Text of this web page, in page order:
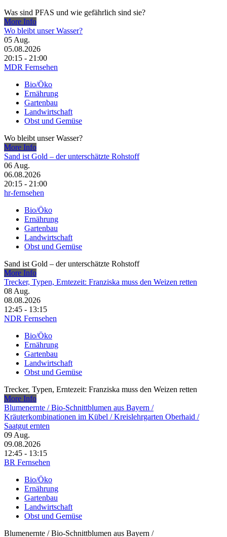
Was sind PFAS und wie gefährlich sind sie?
More Info
Wo bleibt unser Wasser?
05 Aug.
05.08.2026
20:15 - 21:00
MDR Fernsehen
Bio/Öko
Ernährung
Gartenbau
Landwirtschaft
Obst und Gemüse
Wo bleibt unser Wasser?
More Info
Sand ist Gold – der unterschätzte Rohstoff
06 Aug.
06.08.2026
20:15 - 21:00
hr-fernsehen
Bio/Öko
Ernährung
Gartenbau
Landwirtschaft
Obst und Gemüse
Sand ist Gold – der unterschätzte Rohstoff
More Info
Trecker, Typen, Erntezeit: Franziska muss den Weizen retten
08 Aug.
08.08.2026
12:45 - 13:15
NDR Fernsehen
Bio/Öko
Ernährung
Gartenbau
Landwirtschaft
Obst und Gemüse
Trecker, Typen, Erntezeit: Franziska muss den Weizen retten
More Info
Blumenernte /​ Bio-Schnittblumen aus Bayern /​
Kräuterkombinationen im Kübel /​ Kreislehrgarten Oberhaid /​
Saatgut ernten
09 Aug.
09.08.2026
12:45 - 13:15
BR Fernsehen
Bio/Öko
Ernährung
Gartenbau
Landwirtschaft
Obst und Gemüse
Blumenernte /​ Bio-Schnittblumen aus Bayern /​